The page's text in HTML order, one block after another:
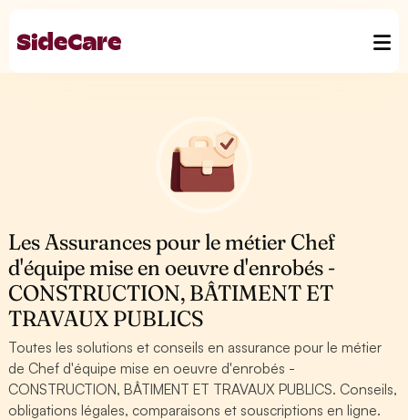
Les Assurances pour le métier Chef
d'équipe mise en oeuvre d'enrobés -
CONSTRUCTION, BÂTIMENT ET
TRAVAUX PUBLICS
Toutes les solutions et conseils en assurance pour le métier
de Chef d'équipe mise en oeuvre d'enrobés -
CONSTRUCTION, BÂTIMENT ET TRAVAUX PUBLICS. Conseils,
obligations légales, comparaisons et souscriptions en ligne.